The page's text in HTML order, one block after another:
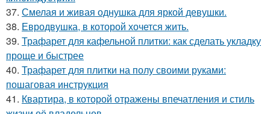
37. Смелая и живая однушка для яркой девушки.
38. Евродвушка, в которой хочется жить.
39. Трафарет для кафельной плитки: как сделать укладку
проще и быстрее
40. Трафарет для плитки на полу своими руками:
пошаговая инструкция
41. Квартира, в которой отражены впечатления и стиль